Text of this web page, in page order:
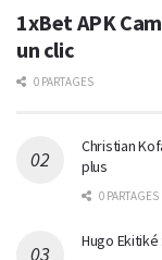
1xBet APK
un clic
0 PARTAGES
Christian
plus
0 PARTAGES
Hugo